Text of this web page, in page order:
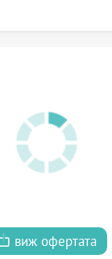
виж офертата